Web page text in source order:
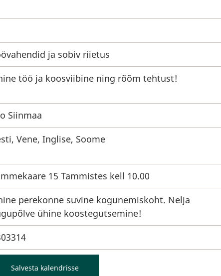
ja sobiv riietus
töö ja koosviibine ning rõõm tehtust!
Siinmaa
Vene, Inglise, Soome
15 Tammistes kell 10.00
perekonne suvine kogunemiskoht. Nelja
ühine koostegutsemine!
Salvesta kalendrisse